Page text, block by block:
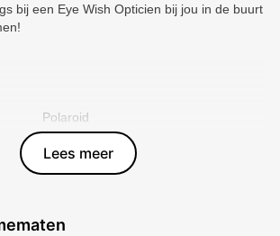
bij een Eye Wish Opticien bij jou in de buurt
Polaroid
3007789
Lees meer